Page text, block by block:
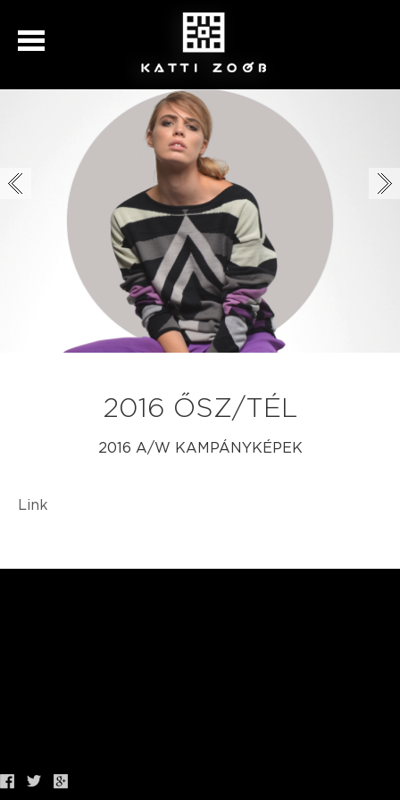
2016 ŐSZ/TÉL
2016 A/W KAMPÁNYKÉPEK
Link